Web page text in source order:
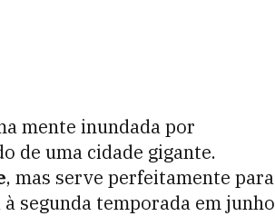
mente inundada por
de uma cidade gigante.
, mas serve perfeitamente para
à segunda temporada em junho